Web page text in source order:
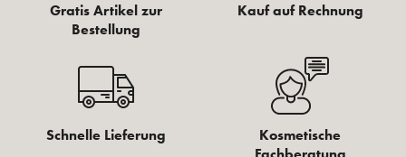
Gratis Artikel zur
Bestellung
Kauf auf Rechnung
Schnelle Lieferung
Kosmetische